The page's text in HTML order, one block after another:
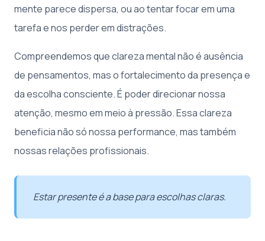
mente parece dispersa, ou ao tentar focar em uma
tarefa e nos perder em distrações.
Compreendemos que clareza mental não é ausência
de pensamentos, mas o fortalecimento da presença e
da escolha consciente. É poder direcionar nossa
atenção, mesmo em meio à pressão. Essa clareza
beneficia não só nossa performance, mas também
nossas relações profissionais.
Estar presente é a base para escolhas claras.